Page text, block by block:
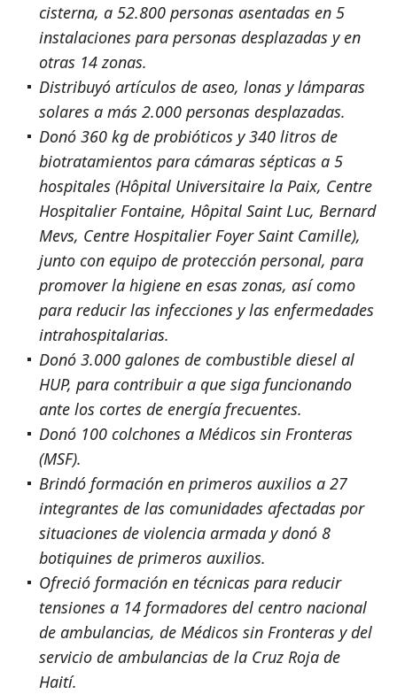
cisterna, a 52.800 personas asentadas en 5
instalaciones para personas desplazadas y en
otras 14 zonas.
Distribuyó artículos de aseo, lonas y lámparas
solares a más 2.000 personas desplazadas.
Donó 360 kg de probióticos y 340 litros de
biotratamientos para cámaras sépticas a 5
hospitales (Hôpital Universitaire la Paix, Centre
Hospitalier Fontaine, Hôpital Saint Luc, Bernard
Mevs, Centre Hospitalier Foyer Saint Camille),
junto con equipo de protección personal, para
promover la higiene en esas zonas, así como
para reducir las infecciones y las enfermedades
intrahospitalarias.
Donó 3.000 galones de combustible diesel al
HUP, para contribuir a que siga funcionando
ante los cortes de energía frecuentes.
Donó 100 colchones a Médicos sin Fronteras
(MSF).
Brindó formación en primeros auxilios a 27
integrantes de las comunidades afectadas por
situaciones de violencia armada y donó 8
botiquines de primeros auxilios.
Ofreció formación en técnicas para reducir
tensiones a 14 formadores del centro nacional
de ambulancias, de Médicos sin Fronteras y del
servicio de ambulancias de la Cruz Roja de
Haití.